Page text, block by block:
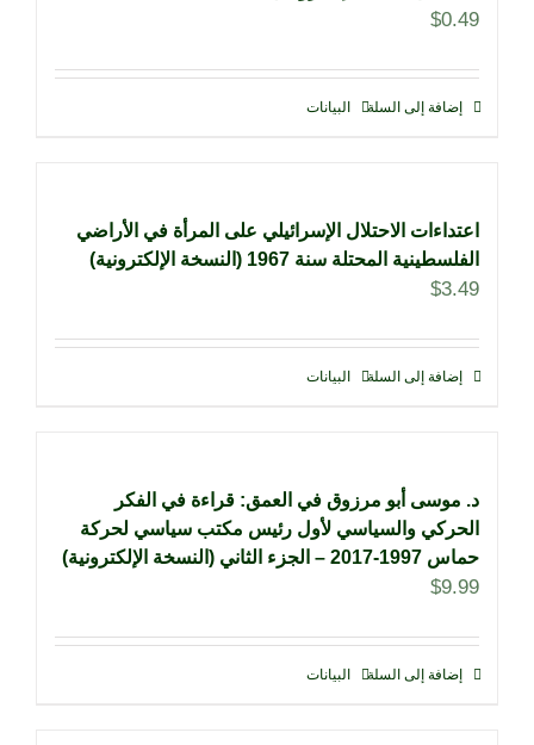
$0.49
إضافة إلى السلة البيانات
اعتداءات الاحتلال الإسرائيلي على المرأة في الأراضي
الفلسطينية المحتلة سنة 1967 (النسخة الإلكترونية)
$3.49
إضافة إلى السلة البيانات
د. موسى أبو مرزوق في العمق: قراءة في الفكر
الحركي والسياسي لأول رئيس مكتب سياسي لحركة
حماس 1997-2017 – الجزء الثاني (النسخة الإلكترونية)
$9.99
إضافة إلى السلة البيانات